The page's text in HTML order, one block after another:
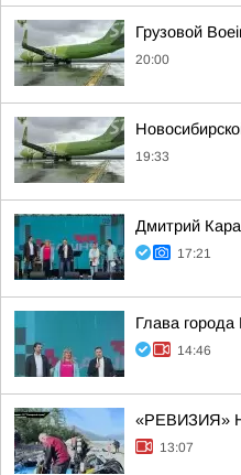
Грузовой
20:00
19:33
Дмитрий
17:21
Глава
14:46
«РЕВИЗИЯ»
13:07